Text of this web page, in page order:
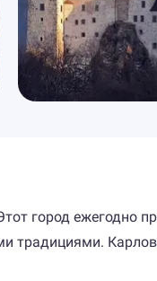
город ежегодно
традициями.